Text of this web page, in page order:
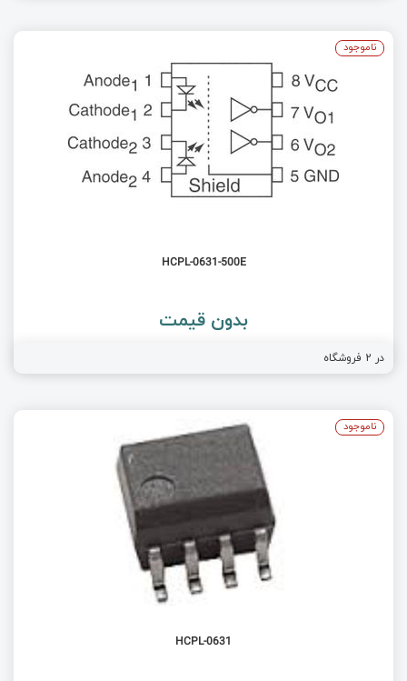
HCPL-0631-500E
بدون قیمت
در 2 فروشگاه
ناموجود
HCPL-0631
ناموجود